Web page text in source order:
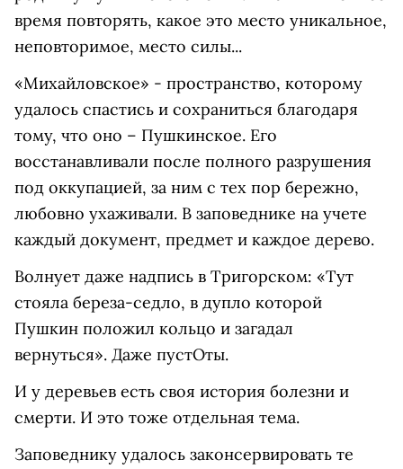
время повторять, какое это место уникальное,
неповторимое, место силы...
«Михайловское» - пространство, которому
удалось спастись и сохраниться благодаря
тому, что оно – Пушкинское. Его
восстанавливали после полного разрушения
под оккупацией, за ним с тех пор бережно,
любовно ухаживали. В заповеднике на учете
каждый документ, предмет и каждое дерево.
Волнует даже надпись в Тригорском: «Тут
стояла береза-седло, в дупло которой
Пушкин положил кольцо и загадал
вернуться». Даже пустОты.
И у деревьев есть своя история болезни и
смерти. И это тоже отдельная тема.
Заповеднику удалось законсервировать те